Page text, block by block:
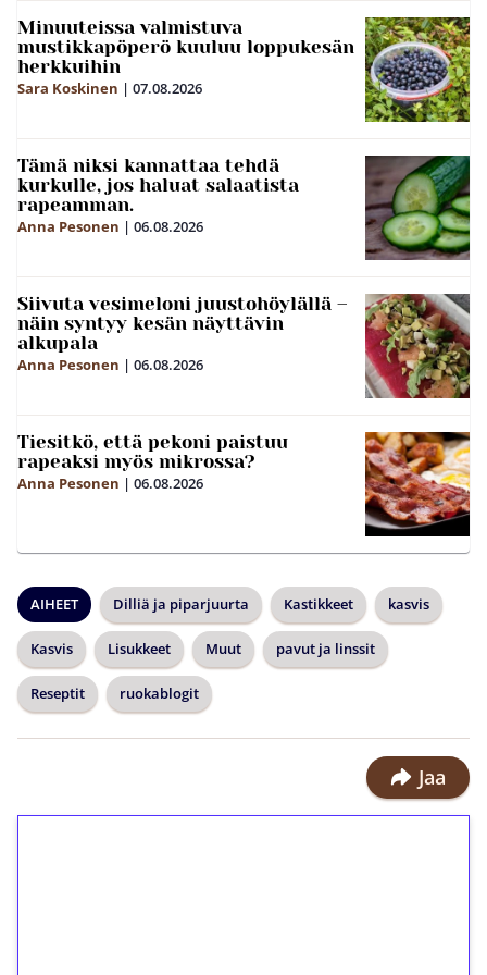
Minuuteissa valmistuva
mustikkapöperö kuuluu loppukesän
herkkuihin
Sara Koskinen | 07.08.2026
Tämä niksi kannattaa tehdä
kurkulle, jos haluat salaatista
rapeamman.
Anna Pesonen | 06.08.2026
Siivuta vesimeloni juustohöylällä –
näin syntyy kesän näyttävin
alkupala
Anna Pesonen | 06.08.2026
Tiesitkö, että pekoni paistuu
rapeaksi myös mikrossa?
Anna Pesonen | 06.08.2026
AIHEET Dilliä ja piparjuurta Kastikkeet kasvis
Kasvis Lisukkeet Muut pavut ja linssit
Reseptit ruokablogit
Jaa